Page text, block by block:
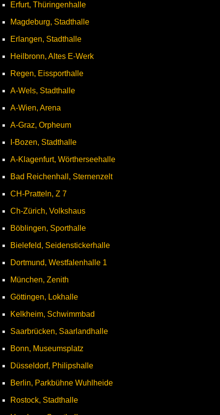
Erfurt, Thüringenhalle
Magdeburg, Stadthalle
Erlangen, Stadthalle
Heilbronn, Altes E-Werk
Regen, Eissporthalle
A-Wels, Stadthalle
A-Wien, Arena
A-Graz, Orpheum
I-Bozen, Stadthalle
A-Klagenfurt, Wörtherseehalle
Bad Reichenhall, Sternenzelt
CH-Pratteln, Z 7
Ch-Zürich, Volkshaus
Böblingen, Sporthalle
Bielefeld, Seidenstickerhalle
Dortmund, Westfalenhalle 1
München, Zenith
Göttingen, Lokhalle
Kelkheim, Schwimmbad
Saarbrücken, Saarlandhalle
Bonn, Museumsplatz
Düsseldorf, Philipshalle
Berlin, Parkbühne Wuhlheide
Rostock, Stadthalle